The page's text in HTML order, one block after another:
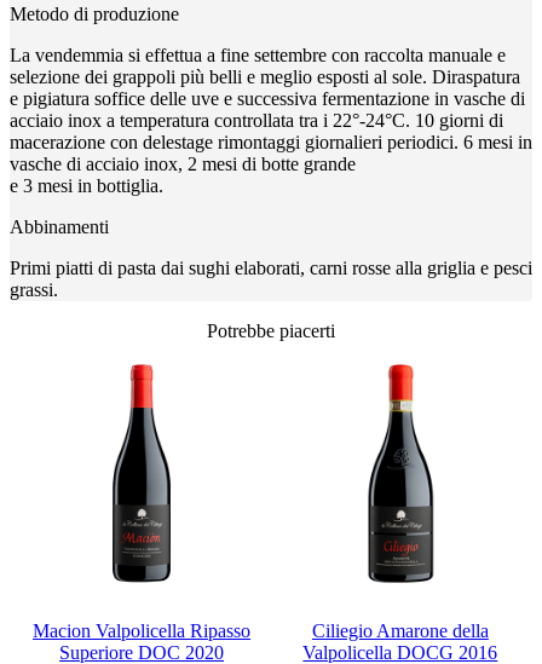
Metodo di produzione
La vendemmia si effettua a fine settembre con raccolta manuale e
selezione dei grappoli più belli e meglio esposti al sole. Diraspatura
e pigiatura soffice delle uve e successiva fermentazione in vasche di
acciaio inox a temperatura controllata tra i 22°-24°C. 10 giorni di
macerazione con delestage rimontaggi giornalieri periodici. 6 mesi in
vasche di acciaio inox, 2 mesi di botte grande
e 3 mesi in bottiglia.
Abbinamenti
Primi piatti di pasta dai sughi elaborati, carni rosse alla griglia e pesci
grassi.
Potrebbe piacerti
Macion Valpolicella Ripasso
Superiore DOC 2020
Ciliegio Amarone della
Valpolicella DOCG 2016